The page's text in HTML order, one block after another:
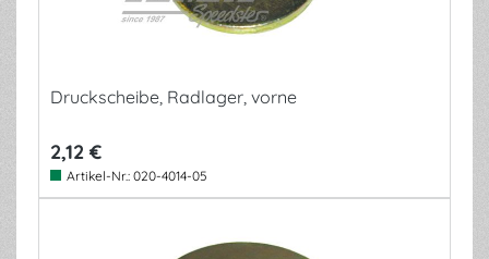
Druckscheibe, Radlager, vorne
2,12 €
Artikel-Nr.: 020-4014-05